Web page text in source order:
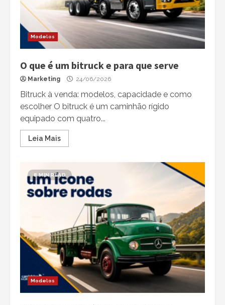
Modelos
O que é um bitruck e para que serve
Marketing 24/06/2026
Bitruck à venda: modelos, capacidade e como
escolher O bitruck é um caminhão rígido
equipado com quatro...
Leia Mais
8 MIN READ
Modelos